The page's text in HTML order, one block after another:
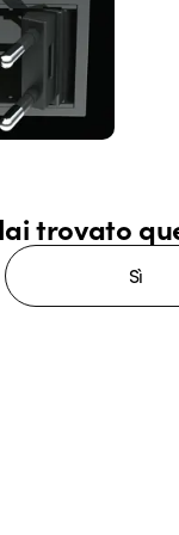
trovato
Sì